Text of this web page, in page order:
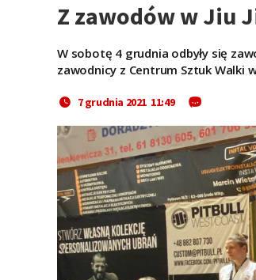
Z zawodów w Jiu
W sobotę 4 grudnia odbyły się
zawodnicy z Centrum Sztuk Walki
7 grudnia 2021 11:49